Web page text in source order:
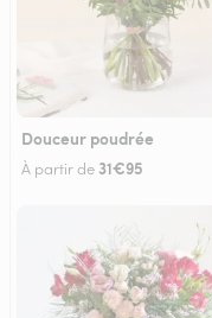
Douceur poudrée
À partir de 31€95